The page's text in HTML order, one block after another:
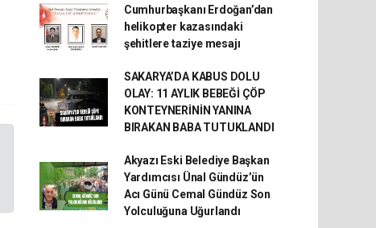
Cumhurbaşkanı Erdoğan’dan
helikopter kazasındaki
şehitlere taziye mesajı
SAKARYA’DA KABUS DOLU
OLAY: 11 AYLIK BEBEĞİ ÇÖP
KONTEYNERİNİN YANINA
BIRAKAN BABA TUTUKLANDI
Akyazı Eski Belediye Başkan
Yardımcısı Ünal Gündüz’ün
Acı Günü Cemal Gündüz Son
Yolculuğuna Uğurlandı